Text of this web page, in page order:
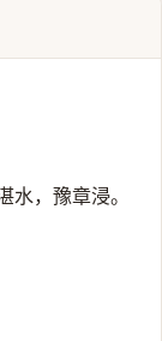
，豫章浸。